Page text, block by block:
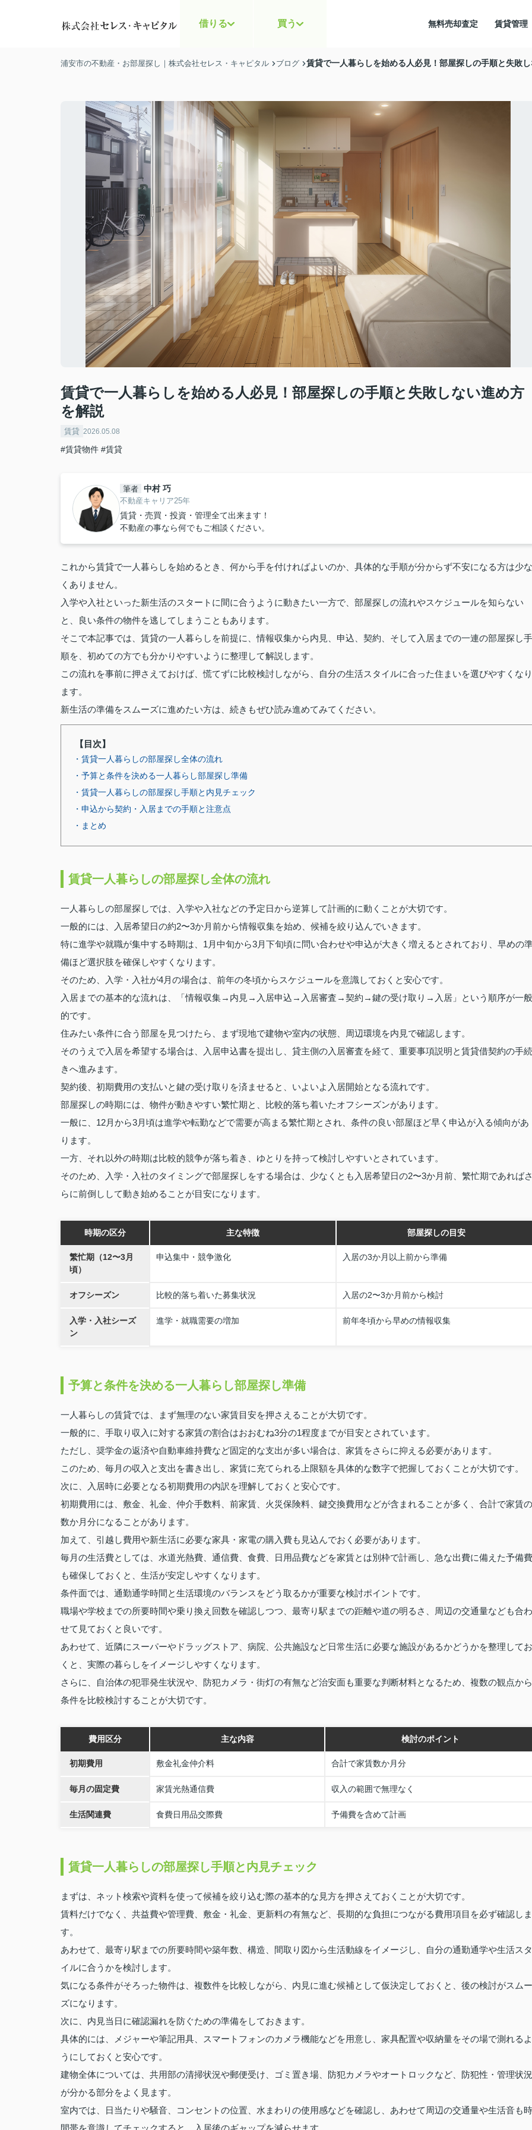
借りる 買う 無料売却査定 賃貸
浦安市の不動産・お部屋探し｜株式会社セレス・キャピタル ブログ 賃貸で一人暮らしを始める人必見！部屋探しの手順と失敗
賃貸で一人暮らしを始める人必見！部屋探しの手順と失敗しない進め方
を解説
賃貸 2026.05.08
#賃貸物件 #賃貸
筆者 中村 巧
不動産キャリア25年
賃貸・売買・投資・管理全て出来ます！
不動産の事なら何でもご相談ください。
これから賃貸で一人暮らしを始めるとき、何から手を付ければよいのか、具体的な手順が分からず不安になる方は少な
くありません。
入学や入社といった新生活のスタートに間に合うように動きたい一方で、部屋探しの流れやスケジュールを知らない
と、良い条件の物件を逃してしまうこともあります。
そこで本記事では、賃貸の一人暮らしを前提に、情報収集から内見、申込、契約、そして入居までの一連の部屋探し手
順を、初めての方でも分かりやすいように整理して解説します。
この流れを事前に押さえておけば、慌てずに比較検討しながら、自分の生活スタイルに合った住まいを選びやすくなり
ます。
新生活の準備をスムーズに進めたい方は、続きもぜひ読み進めてみてください。
【目次】
・賃貸一人暮らしの部屋探し全体の流れ
・予算と条件を決める一人暮らし部屋探し準備
・賃貸一人暮らしの部屋探し手順と内見チェック
・申込から契約・入居までの手順と注意点
・まとめ
賃貸一人暮らしの部屋探し全体の流れ
一人暮らしの部屋探しでは、入学や入社などの予定日から逆算して計画的に動くことが大切です。
一般的には、入居希望日の約2〜3か月前から情報収集を始め、候補を絞り込んでいきます。
特に進学や就職が集中する時期は、1月中旬から3月下旬頃に問い合わせや申込が大きく増えるとされており、早めの
備ほど選択肢を確保しやすくなります。
そのため、入学・入社が4月の場合は、前年の冬頃からスケジュールを意識しておくと安心です。
入居までの基本的な流れは、「情報収集→内見→入居申込→入居審査→契約→鍵の受け取り→入居」という順序が一般
的です。
住みたい条件に合う部屋を見つけたら、まず現地で建物や室内の状態、周辺環境を内見で確認します。
そのうえで入居を希望する場合は、入居申込書を提出し、貸主側の入居審査を経て、重要事項説明と賃貸借契約の手続
きへ進みます。
契約後、初期費用の支払いと鍵の受け取りを済ませると、いよいよ入居開始となる流れです。
部屋探しの時期には、物件が動きやすい繁忙期と、比較的落ち着いたオフシーズンがあります。
一般に、12月から3月頃は進学や転勤などで需要が高まる繁忙期とされ、条件の良い部屋ほど早く申込が入る傾向があ
ります。
一方、それ以外の時期は比較的競争が落ち着き、ゆとりを持って検討しやすいとされています。
そのため、入学・入社のタイミングで部屋探しをする場合は、少なくとも入居希望日の2〜3か月前、繁忙期であれば
らに前倒しして動き始めることが目安になります。
時期の区分 主な特徴 部屋探しの目安
繁忙期（12〜3月
頃）
申込集中・競争激化 入居の3か月以上前から準備
オフシーズン 比較的落ち着いた募集状況 入居の2〜3か月前から検討
入学・入社シーズ
ン
進学・就職需要の増加 前年冬頃から早めの情報収集
予算と条件を決める一人暮らし部屋探し準備
一人暮らしの賃貸では、まず無理のない家賃目安を押さえることが大切です。
一般的に、手取り収入に対する家賃の割合はおおむね3分の1程度までが目安とされています。
ただし、奨学金の返済や自動車維持費など固定的な支出が多い場合は、家賃をさらに抑える必要があります。
このため、毎月の収入と支出を書き出し、家賃に充てられる上限額を具体的な数字で把握しておくことが大切です。
次に、入居時に必要となる初期費用の内訳を理解しておくと安心です。
初期費用には、敷金、礼金、仲介手数料、前家賃、火災保険料、鍵交換費用などが含まれることが多く、合計で家賃の
数か月分になることがあります。
加えて、引越し費用や新生活に必要な家具・家電の購入費も見込んでおく必要があります。
毎月の生活費としては、水道光熱費、通信費、食費、日用品費などを家賃とは別枠で計画し、急な出費に備えた予備費
も確保しておくと、生活が安定しやすくなります。
条件面では、通勤通学時間と生活環境のバランスをどう取るかが重要な検討ポイントです。
職場や学校までの所要時間や乗り換え回数を確認しつつ、最寄り駅までの距離や道の明るさ、周辺の交通量なども合わ
せて見ておくと良いです。
あわせて、近隣にスーパーやドラッグストア、病院、公共施設など日常生活に必要な施設があるかどうかを整理してお
くと、実際の暮らしをイメージしやすくなります。
さらに、自治体の犯罪発生状況や、防犯カメラ・街灯の有無など治安面も重要な判断材料となるため、複数の観点から
条件を比較検討することが大切です。
費用区分 主な内容 検討のポイント
初期費用 敷金礼金仲介料 合計で家賃数か月分
毎月の固定費 家賃光熱通信費 収入の範囲で無理なく
生活関連費 食費日用品交際費 予備費を含めて計画
賃貸一人暮らしの部屋探し手順と内見チェック
まずは、ネット検索や資料を使って候補を絞り込む際の基本的な見方を押さえておくことが大切です。
賃料だけでなく、共益費や管理費、敷金・礼金、更新料の有無など、長期的な負担につながる費用項目を必ず確認しま
す。
あわせて、最寄り駅までの所要時間や築年数、構造、間取り図から生活動線をイメージし、自分の通勤通学や生活スタ
イルに合うかを検討します。
気になる条件がそろった物件は、複数件を比較しながら、内見に進む候補として仮決定しておくと、後の検討がスムー
ズになります。
次に、内見当日に確認漏れを防ぐための準備をしておきます。
具体的には、メジャーや筆記用具、スマートフォンのカメラ機能などを用意し、家具配置や収納量をその場で測れるよ
うにしておくと安心です。
建物全体については、共用部の清掃状況や郵便受け、ゴミ置き場、防犯カメラやオートロックなど、防犯性・管理状況
が分かる部分をよく見ます。
室内では、日当たりや騒音、コンセントの位置、水まわりの使用感などを確認し、あわせて周辺の交通量や生活音も時
間帯を意識してチェックすると、入居後のギャップを減らせます。